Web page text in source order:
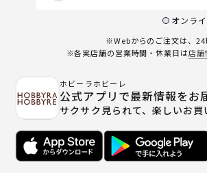
オンラ
※Webからのご注文は、24
※各実店舗の営業時間・休業日は店舗
ホビーラホビーレ
公式アプリで最新情報をお
サクサク見られて、楽しいお